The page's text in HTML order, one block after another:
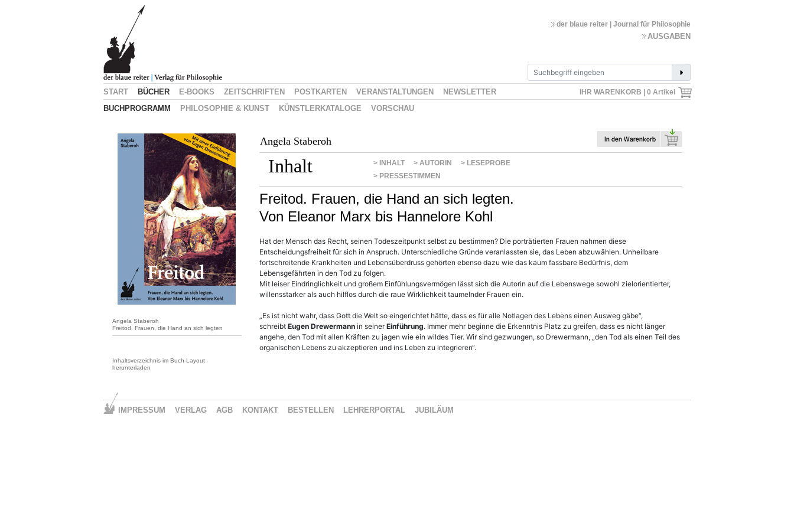
IHR WARENKORB | 0 Artikel
der blaue reiter | Journal für Philosophie
AUSGABEN
START BÜCHER E-BOOKS ZEITSCHRIFTEN POSTKARTEN VERANSTALTUNGEN
NEWSLETTER
BUCHPROGRAMM
PHILOSOPHIE & KUNST KÜNSTLERKATALOGE VORSCHAU
Angela Staberoh
Freitod. Frauen, die Hand an sich legten
Inhaltsverzeichnis im Buch-Layout
herunterladen
Angela Staberoh
Inhalt > INHALT > AUTORIN
> LESEPROBE
> PRESSESTIMMEN
Freitod. Frauen, die Hand an sich legten.
Von Eleanor Marx bis Hannelore Kohl
Hat der Mensch das Recht, seinen Todeszeitpunkt selbst zu bestimmen? Die porträtierten Frauen nahmen diese
Entscheidungsfreiheit für sich in Anspruch. Unterschiedliche Gründe veranlassten sie, das Leben abzuwählen. Unheilbare
fortschreitende Krankheiten und Lebensüberdruss gehörten ebenso dazu wie das kaum fassbare Bedürfnis, dem
Lebensgefährten in den Tod zu folgen.
Mit leiser Eindringlichkeit und großem Einfühlungsvermögen lässt sich die Autorin auf die Lebenswege sowohl zielorientierter,
willensstarker als auch hilflos durch die raue Wirklichkeit taumelnder Frauen ein.
„Es ist nicht wahr, dass Gott die Welt so eingerichtet hätte, dass es für alle Notlagen des Lebens einen Ausweg gäbe“,
schreibt Eugen Drewermannin seinerEinführung. Immer mehr beginne die Erkenntnis Platz zu greifen, dass es nicht länger
angehe, den Tod mit allen Kräften zu jagen wie ein wildes Tier. Wir sind gezwungen, so Drewermann, „den Tod als einen Teil des
organischen Lebens zu akzeptieren und ins Leben zu integrieren“.
IMPRESSUM VERLAG AGB KONTAKT BESTELLEN LEHRERPORTAL JUBILÄUM